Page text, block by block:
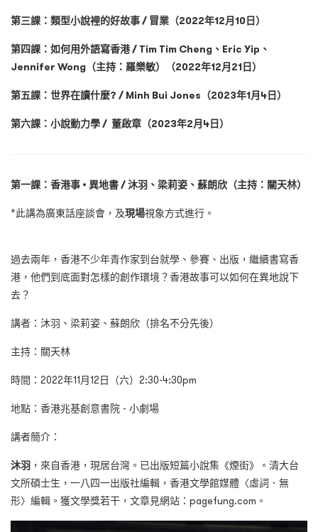
第三課：類型小說裡的好故事 / 冒業（2022年12月10日）
第四課：如何用外語寫香港 / Tim Tim Cheng、Eric Yip、
Jennifer Wong（主持：羅樂敏）
（2022年12月21日）
第五課：世界在讀什麼? / Minh Bui Jones（2023年1月4日）
第六課：小說動力學 / 董啟章（2023年2月4日）
第一課：香港事 • 異地書 / 沐羽、梁莉姿、蘇朗欣（主持：關天林）
*此講為廣東話座談會，及現場視象方式進行。
過去兩年，香港不少年青作家到台就學、參賽、出版，繼續書寫香
港，他們到底面對怎樣的創作環境？香港故事可以如何在異地說下
去？
講者：沐羽、梁莉姿、蘇朗欣（排名不分先後）
主持：關天林
時間：2022年11月12日（六）2:30-4:30pm
地點：香港兆基創意書院 - 小劇場
講者簡介：
沐羽 ，來自香港，現居台灣。已出版短篇小說集《煙街》。清大台
文所碩士生，一八四一出版社編輯，香港文學館媒體〈虛詞．無
形〉編輯。獲文學獎若干，文章見網站：pagefung.com。